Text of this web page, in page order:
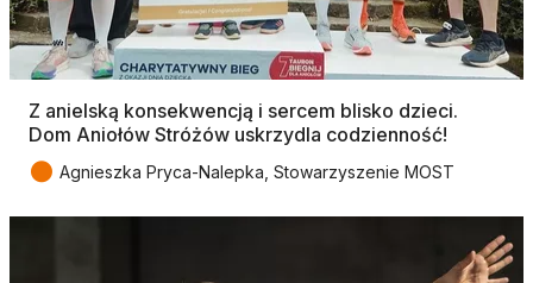
Z anielską konsekwencją i sercem blisko dzieci.
Dom Aniołów Stróżów uskrzydla codzienność!
● Agnieszka Pryca-Nalepka, Stowarzyszenie MOST